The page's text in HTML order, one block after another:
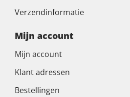
Verzendinformatie
Mijn account
Mijn account
Klant adressen
Bestellingen